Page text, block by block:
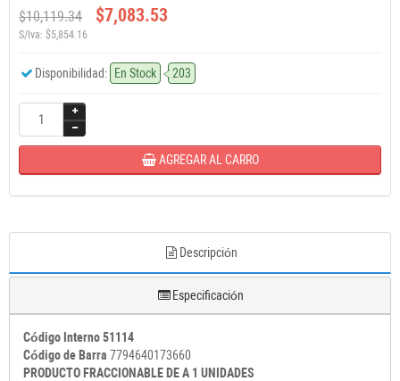
$10,119.34 $7,083.53
S/Iva: $5,854.16
Disponibilidad: En Stock 203
AGREGAR AL CARRO
Descripción
Especificación
Código Interno 51114
Código de Barra 7794640173660
PRODUCTO FRACCIONABLE DE A 1 UNIDADES